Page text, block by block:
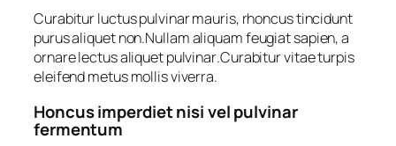
Curabitur luctus pulvinar mauris, rhoncus tincidunt
purus aliquet non.Nullam aliquam feugiat sapien, a
ornare lectus aliquet pulvinar.Curabitur vitae turpis
eleifend metus mollis viverra.
Honcus imperdiet nisi vel pulvinar
fermentum